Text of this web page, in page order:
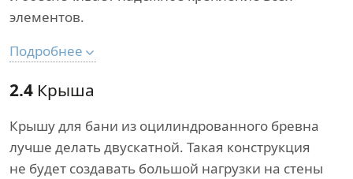
элементов.
Подробнее
2.4 Крыша
Крышу для бани из оцилиндрованного бревна
лучше делать двускатной. Такая конструкция
не будет создавать большой нагрузки на стены